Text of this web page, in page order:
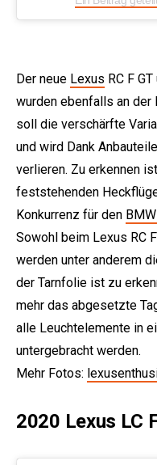
Der neue Lexus RC F GT
wurden ebenfalls an der
soll die verschärfte
und wird Dank
verlieren. Zu erkennen
feststehenden
Konkurrenz für den
Sowohl beim Lexus RC
werden unter anderem
der Tarnfolie ist zu
mehr das abgesetzte
alle Leuchtelemente in
untergebracht werden.
Mehr Fotos:
2020 Lexus LC